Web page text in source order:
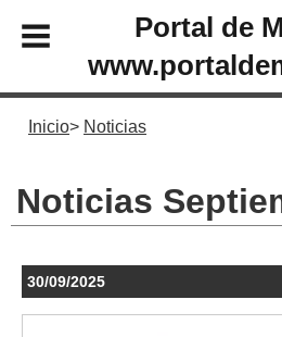
Portal de
Inicio Noticias
Noticias
30/09/2025